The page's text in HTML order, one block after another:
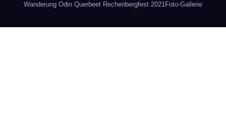
Wanderung Odin Querbeet Rechenbergfest 2021Foto-Gallerie